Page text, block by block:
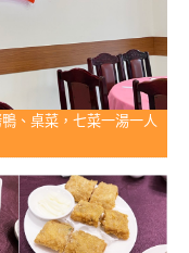
、桌菜，七菜一湯一人